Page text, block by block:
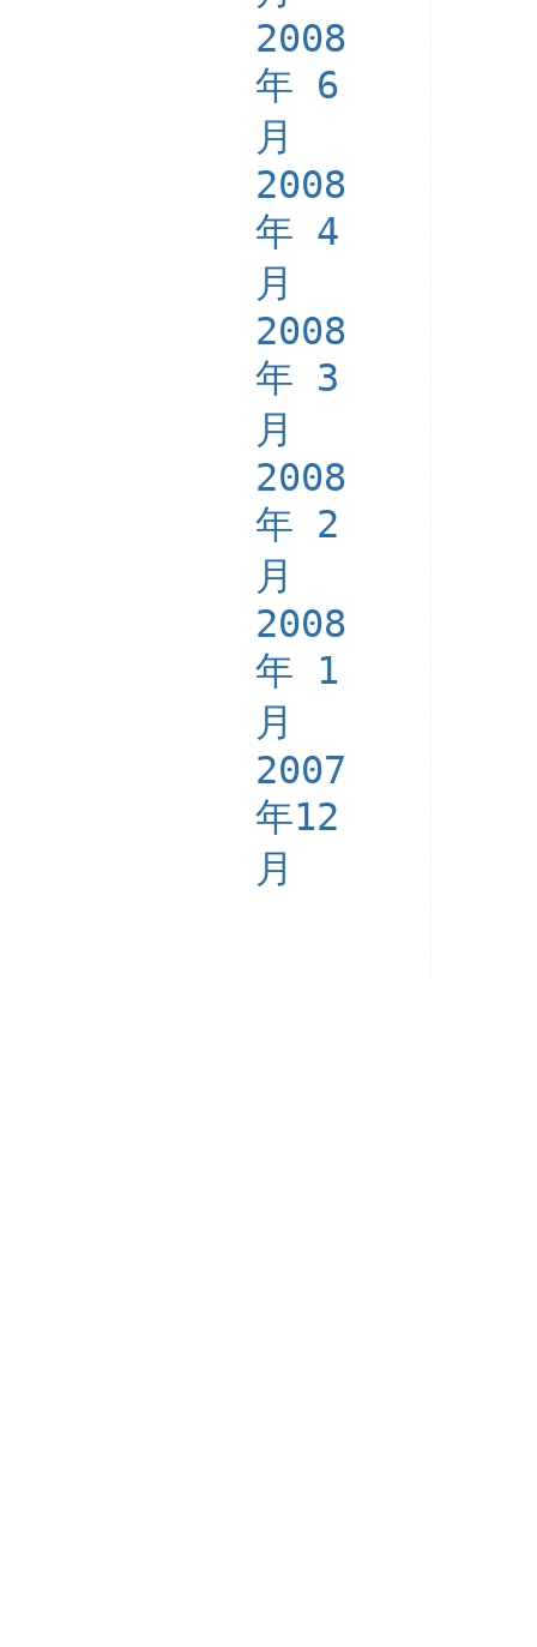
2008
年 6
月
2008
年 4
月
2008
年 3
月
2008
年 2
月
2008
年 1
月
2007
年12
月